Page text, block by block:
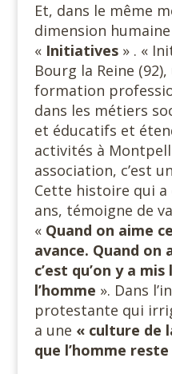
Et, dans le même
dimension
« Initiatives» . «
Bourg la Reine
formation
dans les métiers
et éducatifs et
activités à
association, c’est
Cette histoire qui a
ans, témoigne de
« Quand on aime
avance. Quand on
c’est qu’on y a
l’homme ». Dans
protestante qui
a une « culture de
que l’homme